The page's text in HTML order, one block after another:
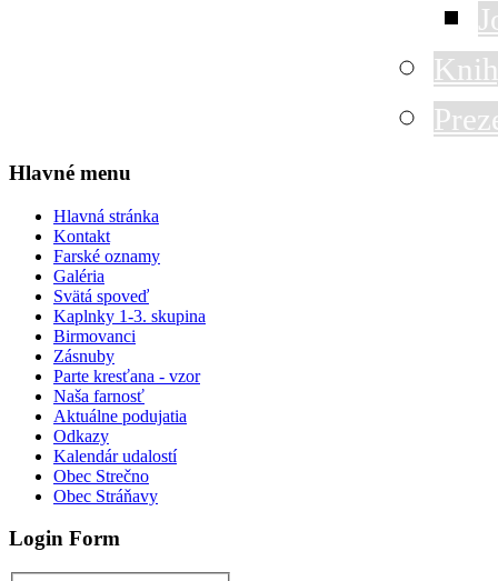
Hlavné menu
Hlavná stránka
Kontakt
Farské oznamy
Galéria
Svätá spoveď
Kaplnky 1-3. skupina
Birmovanci
Zásnuby
Parte kresťana - vzor
Naša farnosť
Aktuálne podujatia
Odkazy
Kalendár udalostí
Obec Strečno
Obec Stráňavy
Login Form